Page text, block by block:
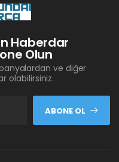
Haberdar
Olun
ve diğer
olabilirsiniz.
ABONE OL